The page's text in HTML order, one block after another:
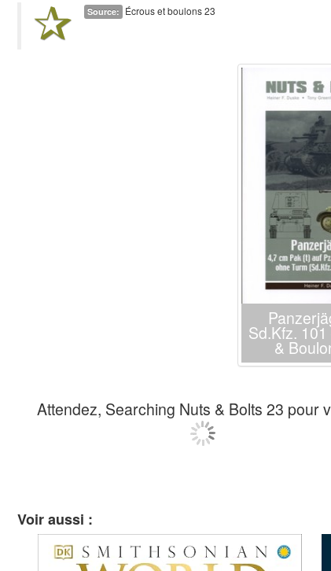
Source: Écrous et boulons 23
Sd.Kfz.
&
Attendez, Searching Nuts & Bolts 23 pour
Voir aussi :